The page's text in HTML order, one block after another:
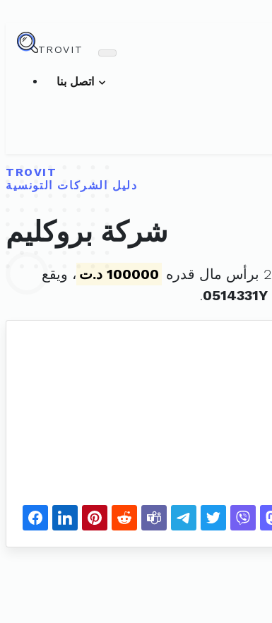
TROVIT
TROVIT
دليل الشركات التونسية
شركة بروكليم
100000 د.ت
، ويقع
0514331Y
.